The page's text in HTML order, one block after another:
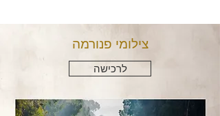
צילומי פנורמה
לרכישה